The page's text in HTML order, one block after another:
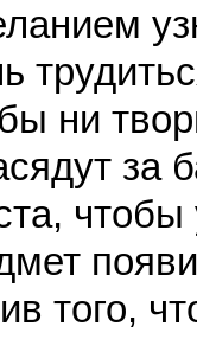
ни
чтобы
того,